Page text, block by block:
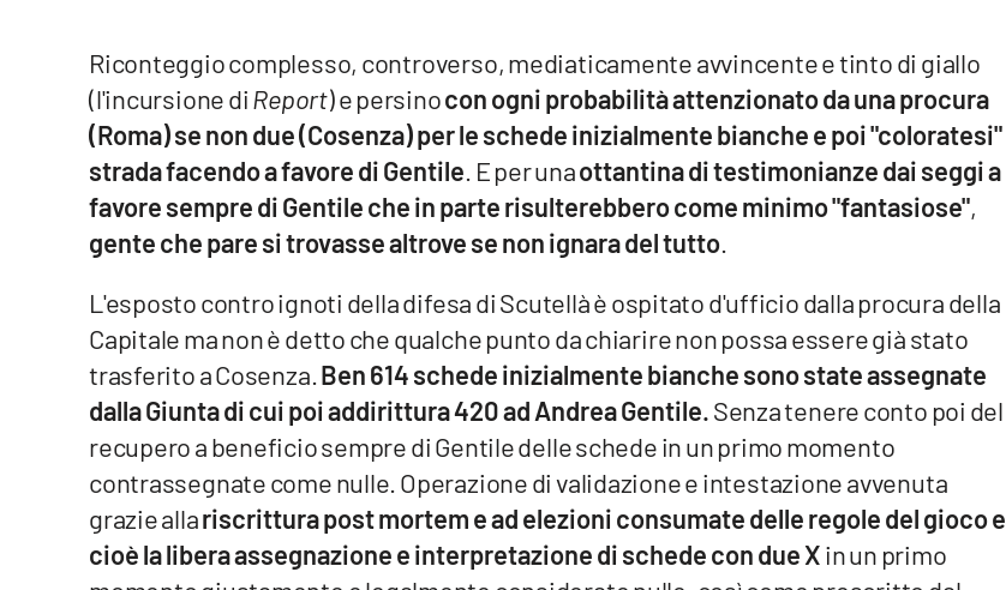
Cookie policy
Note legali
Riconteggio complesso, controverso, mediaticamente avvincente e tinto di giallo
(l'incursione di Report) e persinocon ogni probabilità attenzionato da una procura
(Roma) se non due (Cosenza) per le schede inizialmente bianche e poi "coloratesi"
strada facendo a favore di Gentile . E per unaottantina di testimonianze dai seggi a
favore sempre di Gentile che in parte risulterebbero come minimo "fantasiose",
gente che pare si trovasse altrove se non ignara del tutto
L'esposto contro ignoti della difesa di Scutellà è ospitato d'ufficio dalla procura della
Capitale ma non è detto che qualche punto da chiarire non possa essere già stato
trasferito a Cosenza. Ben 614 schede inizialmente bianche sono state assegnate
dalla Giunta di cui poi addirittura 420 ad Andrea Gentile.Senza tenere conto poi del
recupero a beneficio sempre di Gentile delle schede in un primo momento
contrassegnate come nulle. Operazione di validazione e intestazione avvenuta
grazie allariscrittura post mortem e ad elezioni consumate delle regole del gioco e
cioè la libera assegnazione e interpretazione di schede con due Xin un primo